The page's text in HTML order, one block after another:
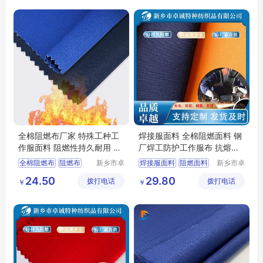
全棉阻燃布厂家 特殊工种工
作服面料 阻燃性持久耐用 符
合国标
全棉阻燃布 阻燃布
工作服面料
新乡市卓
织品有限
￥ 24.50 拨打电话
焊接服面料 全棉阻燃面料 钢
厂焊工防护工作服布 抗熔融
金属冲击
焊接服面料 阻燃面料
劳保服
新乡市卓
织品有限
￥ 29.80 拨打电话